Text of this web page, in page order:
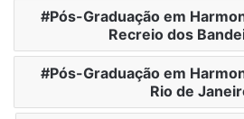
Pós-Graduação em
Recreio dos
Pós-Graduação em
Rio de